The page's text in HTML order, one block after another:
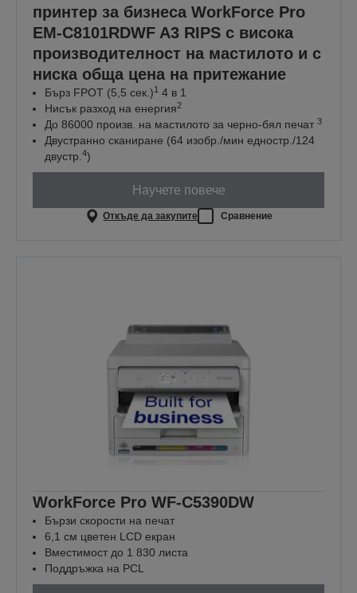
принтер за бизнеса WorkForce Pro
EM-C8101RDWF A3 RIPS с висока
производителност на мастилото и с
ниска обща цена на притежание
Бърз FPOT (5,5 сек.)1 4 в 1
Нисък разход на енергия2
До 86000 произв. на мастилото за черно-бял печат 3
Двустранно сканиране (64 изобр./мин едностр./124
двустр. 4)
Научете повече
Откъде да закупите Сравнение
WorkForce Pro WF-C5390DW
Бързи скорости на печат
6,1 см цветен LCD екран
Вместимост до 1 830 листа
Поддръжка на PCL